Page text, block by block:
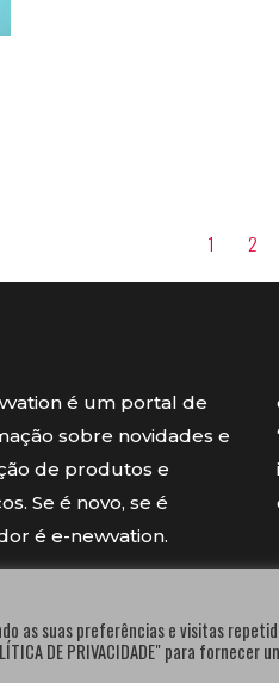
1 2
é um portal de
sobre novidades e
de produtos e
Se é novo, se é
é e-newvation.
as suas preferências e visitas
DE PRIVACIDADE" para fornecer